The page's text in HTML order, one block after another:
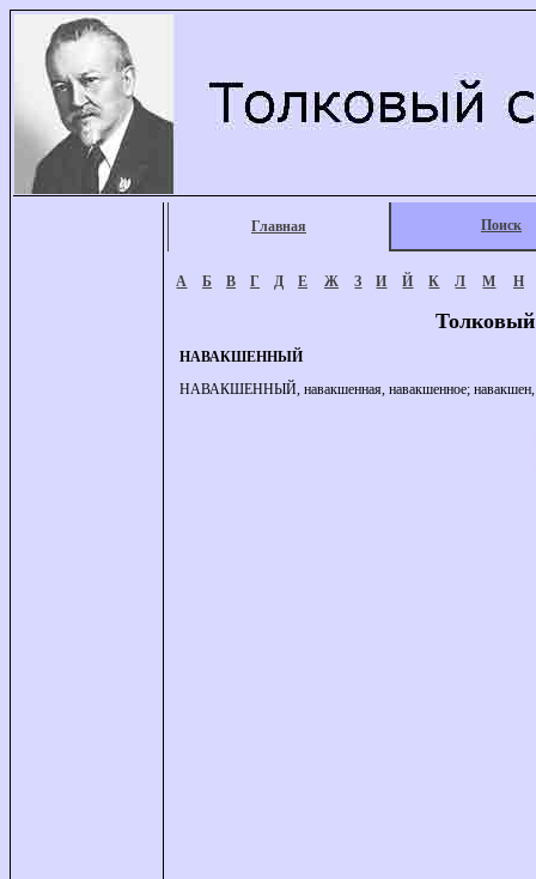
Главная Поиск
А Б В Г Д Е Ж З И Й К Л М Н
НАВАКШЕННЫЙ
НАВАКШЕННЫЙ, навакшенная, навакшенное; навакшен,